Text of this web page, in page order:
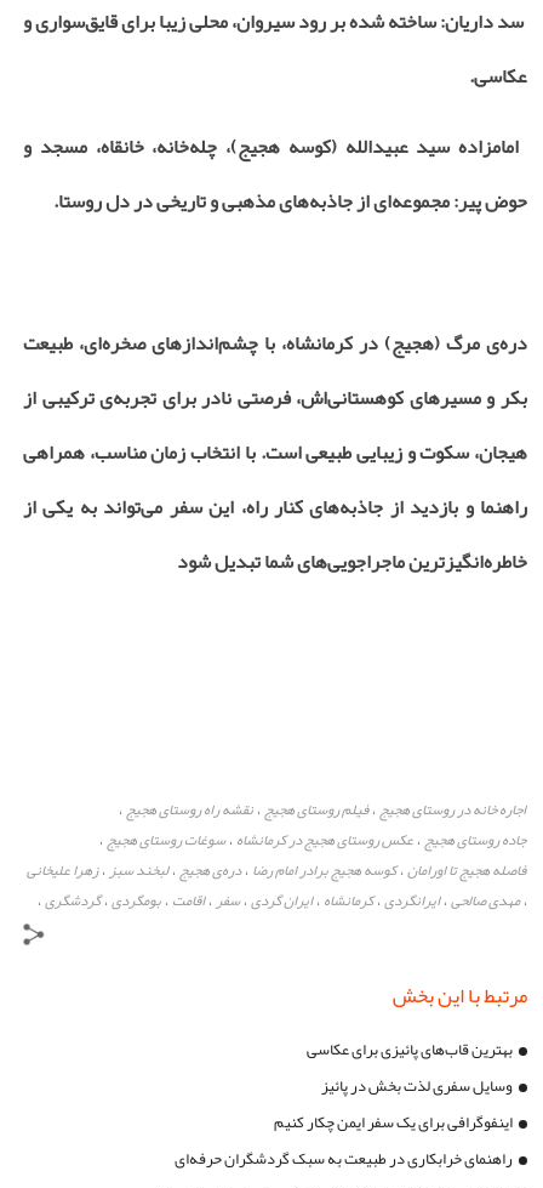
سد داریان: ساخته شده بر رود سیروان، محلی زیبا برای قایق‌سواری و
عکاسی.
امامزاده سید عبیدالله (کوسه هجیج)، چله‌خانه، خانقاه، مسجد و
حوض پیر: مجموعه‌ای از جاذبه‌های مذهبی و تاریخی در دل روستا.
دره‌ی مرگ (هجیج) در کرمانشاه، با چشم‌اندازهای صخره‌ای، طبیعت
بکر و مسیرهای کوهستانی‌اش، فرصتی نادر برای تجربه‌ی ترکیبی از
هیجان، سکوت و زیبایی طبیعی است. با انتخاب زمان مناسب، همراهی
راهنما و بازدید از جاذبه‌های کنار راه، این سفر می‌تواند به یکی از
خاطره‌انگیزترین ماجراجویی‌های شما تبدیل شود
اجاره خانه در روستای هجیج،فیلم روستای هجیج،نقشه راه روستای هجیج،
جاده روستای هجیج،عکس روستای هجیج در کرمانشاه ،سوغات روستای هجیج،
فاصله هجیج تا اورامان،کوسه هجیج برادر امام رضا ،دره‌ی هجیج،لبخند سبز،زهرا علیخانی
،مهدی صالحی،ایرانگردی،کرمانشاه ،ایران گردی،سفر،اقامت ،بومگردی،گردشگری،
مرتبط با این بخش
بهترین قاب‌های پائیزی برای عکاسی
وسایل سفری لذت بخش در پائیز
اینفوگرافی برای یک سفر ایمن چکار کنیم
راهنمای خرابکاری در طبیعت به سبک گردشگران حرفه‌ای